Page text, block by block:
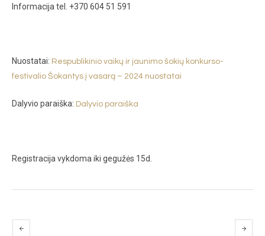
Informacija tel. +370 604 51 591
Nuostatai: Respublikinio vaikų ir jaunimo šokių konkurso-
festivalio Šokantys į vasarą – 2024 nuostatai
Dalyvio paraiška: Dalyvio paraiška
Registracija vykdoma iki gegužės 15d.